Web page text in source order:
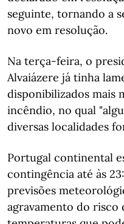
seguinte, tornando a
novo em resolução.
Na terça-feira, o
Alvaiázere já tinha
disponibilizados mais
incêndio, no qual
diversas localidades
Portugal continental
contingência até às
previsões
agravamento do risco